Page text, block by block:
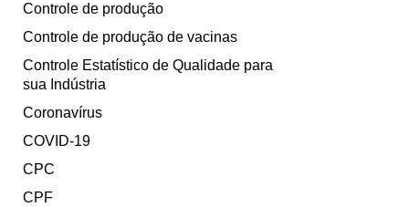
Controle de produção
Controle de produção de vacinas
Controle Estatístico de Qualidade para
sua Indústria
Coronavírus
COVID-19
CPC
CPF